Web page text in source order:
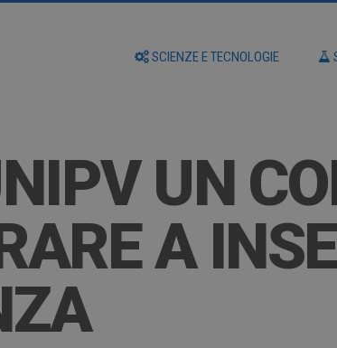
SCIENZE E TECNOLOGIE
UN
A